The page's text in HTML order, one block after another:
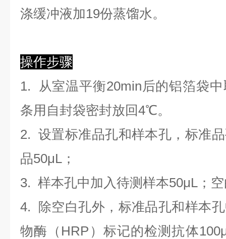
涤缓冲液加19份蒸馏水。
操作步骤
1. 从室温平衡20min后的铝箔袋
条用自封袋密封放回4℃。
2. 设置标准品孔和样本孔，标准
品50μL；
3. 样本孔中加 入待测样本50μL；
4.
除空白孔外，标准品孔和样本
物酶（HRP）标记的检测抗体